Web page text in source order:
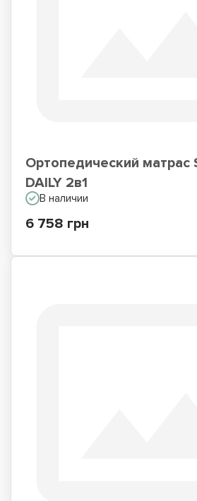
Ортопедический матрас
DAILY 2в1
В наличии
6 758 грн